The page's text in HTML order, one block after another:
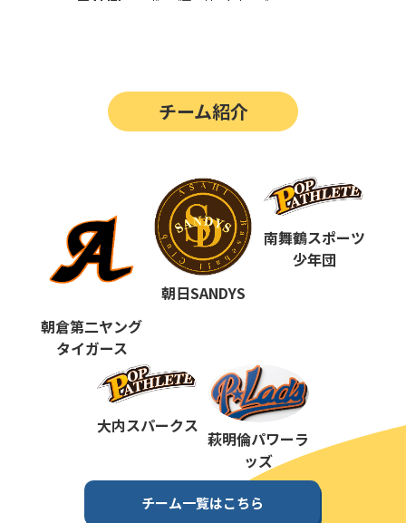
第12回 決勝戦の動画はこちらから
ポップアスリートカップ
第10回 ポップアスリートカップ
第9回 ポップアスリートカップ
第7回
第6回 ポップアスリートカップ
第5回 ポップアスリートカップ
ポップアスリートカップ
ポップアスリートカップ
チーム紹介
朝倉第二ヤング
タイガース
朝日SANDYS
南舞鶴スポーツ
少年団
大内スパークス
萩明倫パワーラ
ッズ
チーム一覧はこちら